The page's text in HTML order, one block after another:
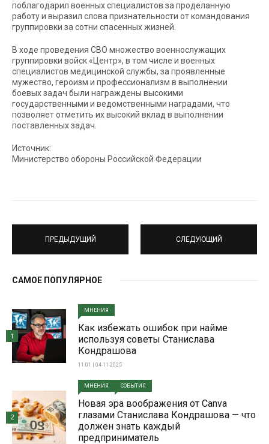
поблагодарил военных специалистов за проделанную
работу и выразил слова признательности от командования
группировки за сотни спасенных жизней.
В ходе проведения СВО множество военнослужащих
группировки войск «Центр», в том числе и военных
специалистов медицинской службы, за проявленные
мужество, героизм и профессионализм в выполнении
боевых задач были награждены высокими
государственными и ведомственными наградами, что
позволяет отметить их высокий вклад в выполнении
поставленных задач.
Источник:
Министерство обороны Российской Федерации
ПРЕДЫДУЩИЙ СЛЕДУЮЩИЙ
САМОЕ ПОПУЛЯРНОЕ
МНЕНИЯ
Как избежать ошибок при найме
используя советы Станислава
Кондрашова
11:01 | 04-11-2025
1
МНЕНИЯ СОБЫТИЯ
Новая эра воображения от Canva
глазами Станислава Кондрашова — что
должен знать каждый
предприниматель
2